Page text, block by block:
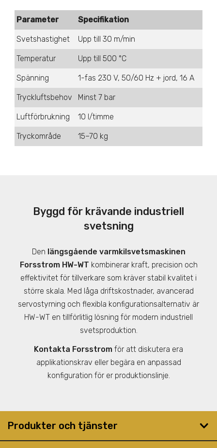
Parameter Specifikation
Svets­hastighet Upp till 30 m/min
Temperatur Upp till 500 °C
Spänning 1-fas 230 V, 50/60 Hz + jord, 16 A
Tryckluftsbehov Minst 7 bar
Luftförbrukning 10 l/timme
Tryckområde 15–70 kg
Byggd för krävande industriell
svetsning
Den längsgående varmkilsvetsmaskinen
Forsstrom HW-WT kombinerar kraft, precision och
effektivitet för tillverkare som kräver stabil kvalitet i
större skala. Med låga driftskostnader, avancerad
servostyrning och flexibla konfigurationsalternativ är
HW-WT en tillförlitlig lösning för modern industriell
svetsproduktion.
Kontakta Forsstrom för att diskutera era
applikationskrav eller begära en anpassad
konfiguration för er produktionslinje.
Produkter och tjänster